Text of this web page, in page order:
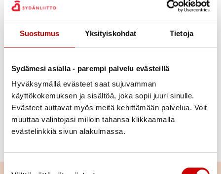
Suostumus Yksityiskohdat Tietoja
Sydämesi asialla - parempi palvelu evästeillä
Hyväksymällä evästeet saat sujuvamman
käyttökokemuksen ja sisältöä, joka sopii juuri sinulle.
Evästeet auttavat myös meitä kehittämään palvelua. Voit
muuttaa valintojasi milloin tahansa klikkaamalla
evästelinkkiä sivun alakulmassa.
Tarkista kotikuntasi sydänturvallisuuden taso
sydanturvallinensuomi.sydan.fi-verkkosivulla.
Sydänturvallinen arki muodostuu ihmisten
elvytysosaamisesta ja -rohkeudesta sekä